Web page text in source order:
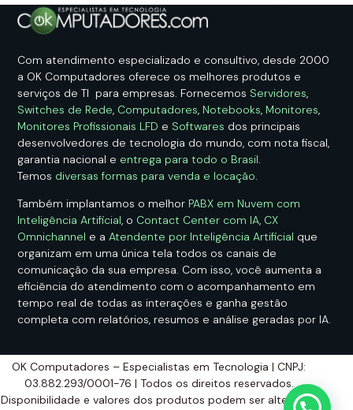
Com atendimento especializado e consultivo, desde 2000
a OK Computadores oferece os melhores produtos e
serviços de TI para empresas. Fornecemos Servidores
Switches de Rede Computadores Notebooks Monitores
Monitores Profissionais LFD e Softwares dos principais
desenvolvedores de tecnologia do mundo, com nota fiscal,
garantia nacional e entrega para todo o Brasil
Temos diversas formas para venda e locação
Também implantamos o melhor PABX em Nuvem com
Inteligência Artificial, o Contact Center com IA, CX
Omnichannel e aAtendente por Inteligência Artificial que
organizam em uma única tela todos os canais de
comunicação da sua empresa. Com isso, você aumenta a
eficiência do atendimento com o acompanhamento em
tempo real de todas as interações e ganha gestão
completa com relatórios, resumos e análise geradas por IA.
OK Computadores – Especialistas em Tecnologia | CNPJ:
03.882.293/0001-76 | Todos os direitos reservados.
Disponibilidade e valores dos produtos podem ser alterados